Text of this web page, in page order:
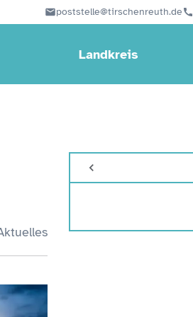
poststelle@tirschenreuth.de
Landkreis